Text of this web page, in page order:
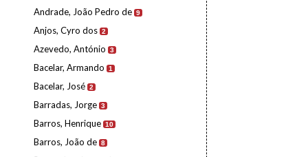
Andrade, João Pedro de 9
Anjos, Cyro dos 2
Azevedo, António 3
Bacelar, Armando 1
Bacelar, José 2
Barradas, Jorge 3
Barros, Henrique 10
Barros, João de 8